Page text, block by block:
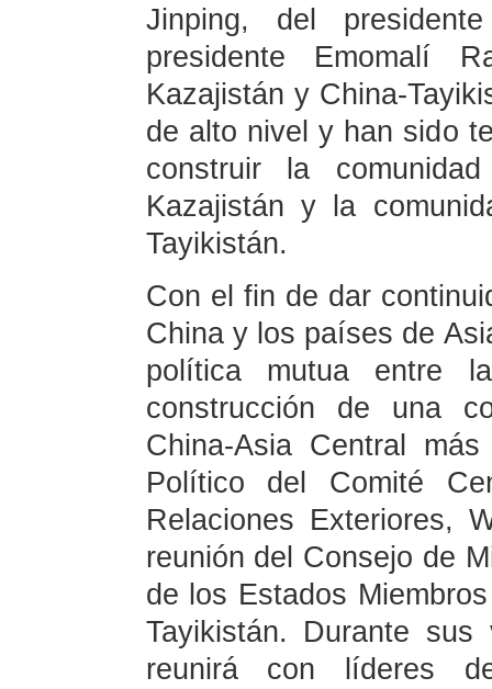
Jinping, del
presidente Emomalí
Kazajistán y China-
de alto nivel y han sido
construir la
Kazajistán y la
Tayikistán.
Con el fin de dar
China y los países de
política mutua entre
construcción de una
China-Asia Central
Político del Comité
Relaciones Exteriores,
reunión del Consejo de
de los Estados
Tayikistán. Durante
reunirá con líderes